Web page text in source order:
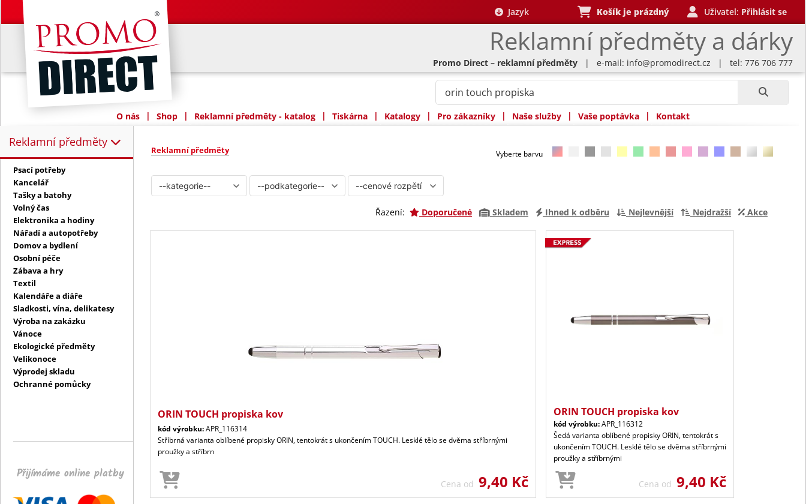
Reklamní předměty a dárky
Jazyk Košík je prázdný Uživatel: Přihlásit se
Promo Direct – reklamní předměty | e-mail: info@promodirect.cz | tel: 776 706 777
O nás | Shop | Reklamní předměty - katalog | Tiskárna | Katalogy | Pro zákazníky | Naše služby | Vaše poptávka | Kontakt
Reklamní předměty
Reklamní předměty:
Psací potřeby
Kancelář
Tašky a batohy
Volný čas
Elektronika a hodiny
Nářadí a autopotřeby
Domov a bydlení
Osobní péče
Zábava a hry
Textil
Kalendáře a diáře
Sladkosti, vína, delikatesy
Výroba na zakázku
Vánoce
Ekologické předměty
Velikonoce
Výprodej skladu
Ochranné pomůcky
Přijímáme online platby
Reklamní předměty Vyberte barvu
Řazení: Doporučené Skladem Ihned k odběru Nejlevnější Nejdražší Akce
ORIN TOUCH propiska kov
kód výrobku:APR_116314
Stříbrná varianta oblíbené propisky ORIN, tentokrát s ukončením TOUCH. Lesklé tělo se dvěma stříbrnými
proužky a stříbrn
Cena od 9,40 Kč
ORIN TOUCH propiska kov
kód výrobku:APR_116312
Šedá varianta oblíbené propisky ORIN, tentokrát s
ukončením TOUCH. Lesklé tělo se dvěma stříbrnými
proužky a stříbrnými
Cena od 9,40 Kč